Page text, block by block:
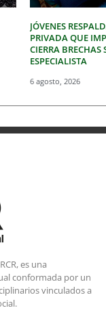
JÓVENES
PRIVADA QUE
CIERRA BRECHAS
ESPECIALISTA
6 agosto, 2026
es una
conformada por un
vinculados a